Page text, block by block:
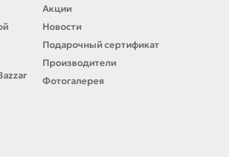
Акции
Новости
Подарочный сертификат
Производители
Фотогалерея